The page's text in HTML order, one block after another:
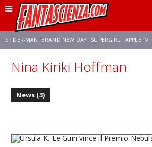
SPIDER-MAN: BRAND NEW DAY SUPERGIRL APPLE TV+
FRANCO RICCIARDIELLO ZENDAYA STAR TREK
Nina Kiriki Hoffman
News (3)